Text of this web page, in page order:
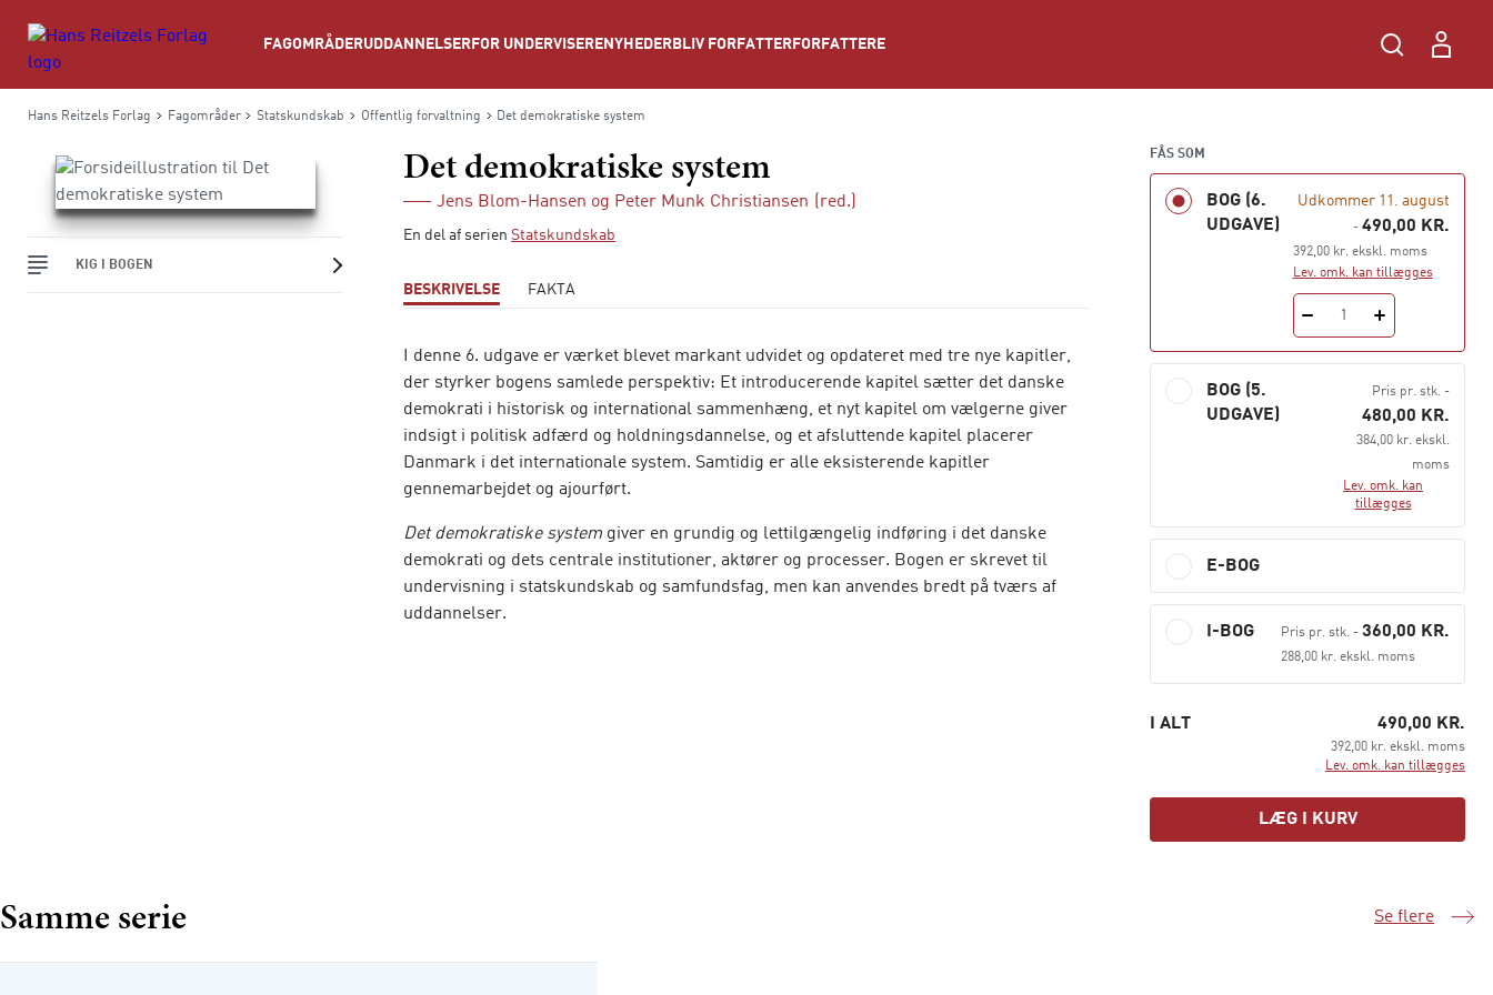
FAGOMRÅDERUDDANNELSER FOR UNDERVISERE NYHEDER BLIV FORFATTER FORFATTERE
Hans Reitzels Forlag Fagområder Statskundskab Offentlig forvaltning Det demokratiske system
KIG I BOGEN
Det demokratiske system
Jens Blom-Hansen og Peter Munk Christiansen (red.)
En del af serienStatskundskab
BESKRIVELSE FAKTA
I denne 6. udgave er værket blevet markant udvidet og opdateret med tre nye kapitler,
der styrker bogens samlede perspektiv: Et introducerende kapitel sætter det danske
demokrati i historisk og international sammenhæng, et nyt kapitel om vælgerne giver
indsigt i politisk adfærd og holdningsdannelse, og et afsluttende kapitel placerer
Danmark i det internationale system. Samtidig er alle eksisterende kapitler
gennemarbejdet og ajourført.
Det demokratiske system giver en grundig og lettilgængelig indføring i det danske
demokrati og dets centrale institutioner, aktører og processer. Bogen er skrevet til
undervisning i statskundskab og samfundsfag, men kan anvendes bredt på tværs af
uddannelser.
Valgsystemet
FÅS SOM
BOG (6.
UDGAVE)
Udkommer 11. august
-490,00 KR.
392,00 kr. ekskl. moms
Lev. omk. kan tillægges
1
BOG (5.
UDGAVE)
Pris pr. stk. -
480,00 KR.
384,00 kr. ekskl.
moms
Lev. omk. kan
tillægges
E-BOG
I-BOG Pris pr. stk. -360,00 KR.
288,00 kr. ekskl. moms
I ALT 490,00 KR.
392,00 kr. ekskl. moms
Lev. omk. kan tillægges
LÆG I KURV
Samme serie Se flere
Samme serie